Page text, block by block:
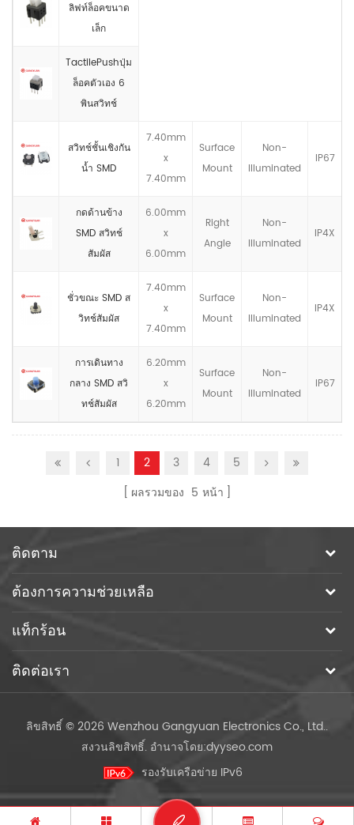
ลิฟท์ล็อคขนาด
เล็ก
TactilePushปุ่ม
ล็อคตัวเอง 6
พินสวิทช์
สวิทช์ชั้นเชิงกัน
น้ำ SMD
7.40mm
x
7.40mm
Surface
Mount
Non-
llluminated
IP67
กดด้านข้าง
SMD สวิทช์
สัมผัส
6.00mm
x
6.00mm
Right
Angle
Non-
llluminated
IP4X
ชั่วขณะ SMD ส
วิทช์สัมผัส
7.40mm
x
7.40mm
Surface
Mount
Non-
llluminated
IP4X
การเดินทาง
กลาง SMD สวิ
ทช์สัมผัส
6.20mm
x
6.20mm
Surface
Mount
Non-
llluminated
IP67
1 2 3 4
5
ผลรวมของ 5 หน้า
ติดตาม
ต้องการความช่วยเหลือ
แท็กร้อน
ติดต่อเรา
ลิขสิทธิ์ © 2026 Wenzhou Gangyuan Electronics Co., Ltd..
สงวนลิขสิทธิ์. อำนาจโดย:dyyseo.com
รองรับเครือข่าย IPv6